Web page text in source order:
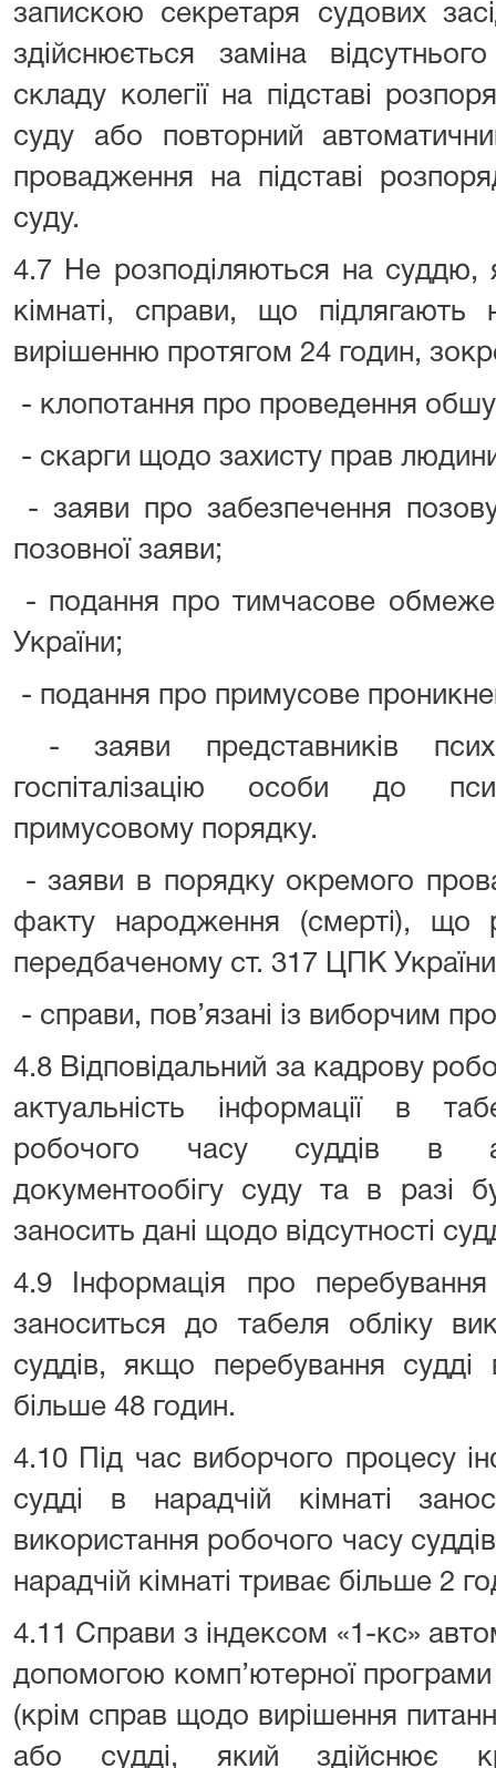
запискою секретаря судових
здійснюється заміна
складу колегії на підставі
суду або повторний
провадження на підставі
суду.
4.7 Не розподіляються на суддю,
кімнаті, справи, що підлягають
вирішенню протягом 24 годин,
- клопотання про проведення
- скарги щодо захисту прав
- заяви про забезпечення
позовної заяви;
- подання про тимчасове
України;
- подання про примусове
- заяви представників
госпіталізацію особи до
примусовому порядку.
- заяви в порядку окремого
факту народження (смерті), що
передбаченому ст. 317 ЦПК
- справи, пов’язані із виборчим
4.8 Відповідальний за кадрову
актуальність інформації в
робочого часу суддів в
документообігу суду та в разі
заносить дані щодо відсутності
4.9 Інформація про перебування
заноситься до табеля обліку
суддів, якщо перебування судді
більше 48 годин.
4.10 Під час виборчого процесу
судді в нарадчій кімнаті
використання робочого часу
нарадчій кімнаті триває більше 2
4.11 Справи з індексом «1-кс»
допомогою комп’ютерної програми
(крім справ щодо вирішення
або судді, який здійснює